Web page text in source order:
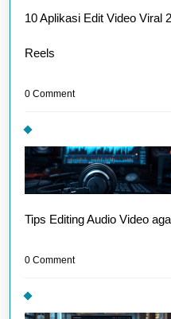
10 Aplikasi Edit Video Viral
Reels
0 Comment
Tips Editing Audio Video
0 Comment